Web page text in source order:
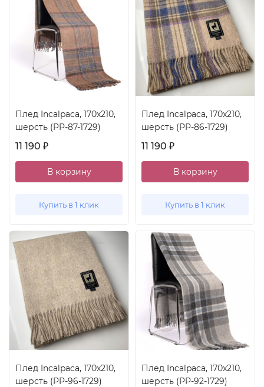
Плед Incalpaca, 170x210,
шерсть (PP-87-1729)
11 190 ₽
В корзину
Купить в 1 клик
Плед Incalpaca, 170x210,
шерсть (PP-86-1729)
11 190 ₽
В корзину
Купить в 1 клик
Плед Incalpaca, 170x210,
шерсть (PP-96-1729)
Плед Incalpaca, 170x210,
шерсть (PP-92-1729)